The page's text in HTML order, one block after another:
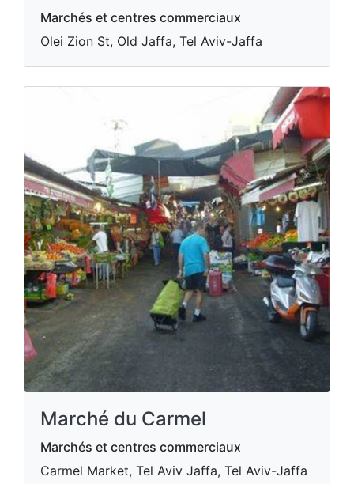
Marchés et centres commerciaux
Olei Zion St, Old Jaffa, Tel Aviv-Jaffa
Marché du Carmel
Marchés et centres commerciaux
Carmel Market, Tel Aviv Jaffa, Tel Aviv-Jaffa